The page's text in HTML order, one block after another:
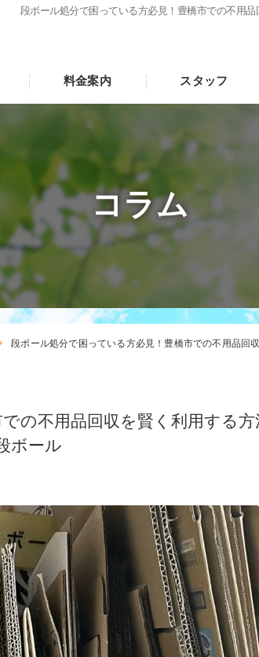
段ボール処分で困っている方必見！豊橋市での不用
料金案内 スタッフ
コラム
段ボール処分で困っている方必見！豊橋市での不用品
の不用品回収を賢く利用する
ボール